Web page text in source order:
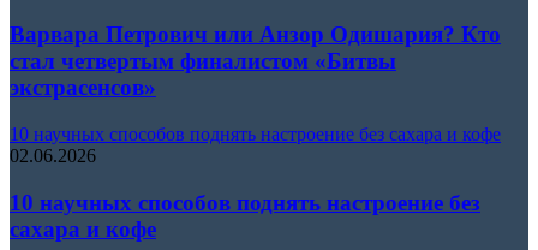
Варвара Петрович или Анзор Одишария? Кто
стал четвертым финалистом «Битвы
экстрасенсов»
10 научных способов поднять настроение без сахара и кофе
02.06.2026
10 научных способов поднять настроение без
сахара и кофе